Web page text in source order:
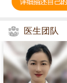
医生团队